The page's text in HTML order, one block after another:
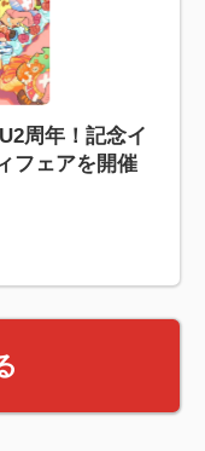
周年！記念イ
フェアを開催